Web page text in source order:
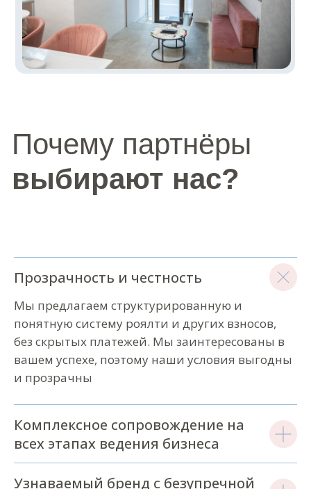
Прозрачность и честность
Мы предлагаем структурированную и
понятную систему роялти и других взносов,
без скрытых платежей. Мы заинтересованы в
вашем успехе, поэтому наши условия выгодны
и прозрачны
Комплексное сопровождение на
всех этапах ведения бизнеса
Узнаваемый бренд с безупречной
География
международной
сети ПИЛКИ